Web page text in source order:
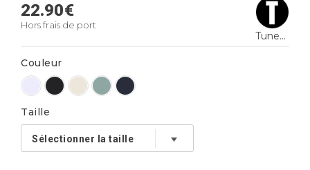
22.90€
Hors frais de port
Tunetoo
Couleur
Taille